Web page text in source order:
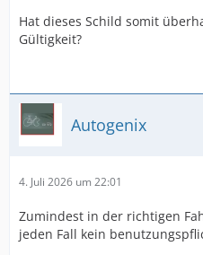
Hat dieses Schild somit
Gültigkeit?
Autogenix
4. Juli 2026 um 22:01
Zumindest in der richtigen
jeden Fall kein